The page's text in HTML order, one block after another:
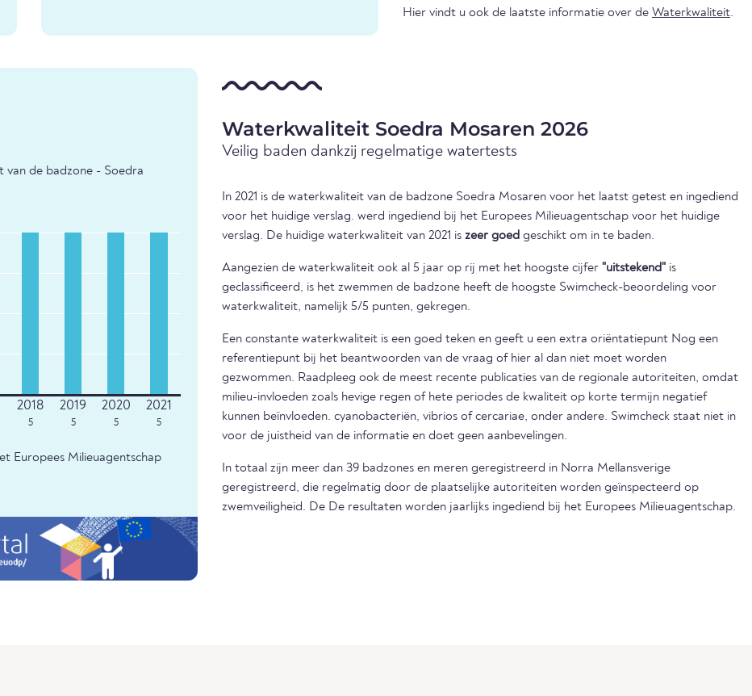
Hier vindt u ook de laatste informatie over de Waterkwaliteit.
van de badzone - Soedra
5 5 5 5
Europees Milieuagentschap
Waterkwaliteit Soedra Mosaren 2026
Veilig baden dankzij regelmatige watertests
In 2021 is de waterkwaliteit van de badzone Soedra Mosaren voor het laatst getest en ingediend
voor het huidige verslag. werd ingediend bij het Europees Milieuagentschap voor het huidige
verslag. De huidige waterkwaliteit van 2021 is zeer goed geschikt om in te baden.
Aangezien de waterkwaliteit ook al 5 jaar op rij met het hoogste cijfer "uitstekend" is
geclassificeerd, is het zwemmen de badzone heeft de hoogste Swimcheck-beoordeling voor
waterkwaliteit, namelijk 5/5 punten, gekregen.
Een constante waterkwaliteit is een goed teken en geeft u een extra oriëntatiepunt Nog een
referentiepunt bij het beantwoorden van de vraag of hier al dan niet moet worden
gezwommen. Raadpleeg ook de meest recente publicaties van de regionale autoriteiten, omdat
milieu-invloeden zoals hevige regen of hete periodes de kwaliteit op korte termijn negatief
kunnen beïnvloeden. cyanobacteriën, vibrios of cercariae, onder andere. Swimcheck staat niet in
voor de juistheid van de informatie en doet geen aanbevelingen.
In totaal zijn meer dan 39 badzones en meren geregistreerd in Norra Mellansverige
geregistreerd, die regelmatig door de plaatselijke autoriteiten worden geïnspecteerd op
zwemveiligheid. De De resultaten worden jaarlijks ingediend bij het Europees Milieuagentschap.